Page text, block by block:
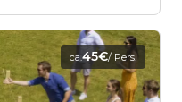
ca.45€/ Pers.